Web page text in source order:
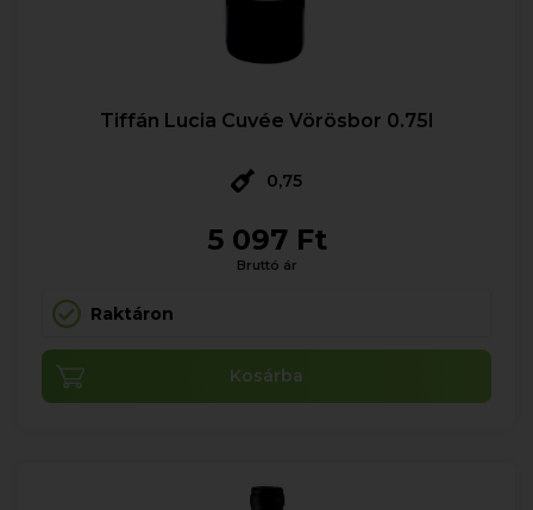
Tiffán Lucia Cuvée Vörösbor 0.75l
0,75
5 097 Ft
Bruttó ár
Raktáron
Kosárba